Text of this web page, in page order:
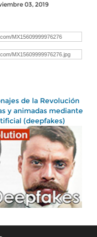
03, 2019
de la Revolución
y animadas mediante
(deepfakes)